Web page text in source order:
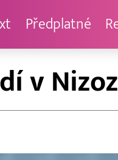
Předplatné
v